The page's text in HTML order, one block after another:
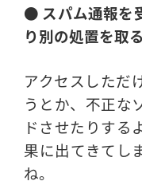
● スパム通報を
り別の処置を取
アクセスしただ
うとか、不正な
ドさせたりする
果に出てきてし
ね。